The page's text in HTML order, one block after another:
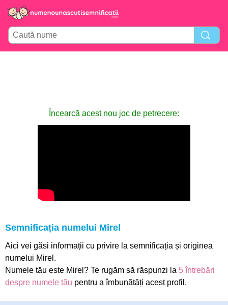
Încearcă acest nou joc de petrecere:
Semnificația numelui Mirel
Aici vei găsi informații cu privire la semnificația și originea
numelui Mirel.
Numele tău este Mirel? Te rugăm să răspunzi la 5 întrebări
despre numele tău pentru a îmbunătăți acest profil.